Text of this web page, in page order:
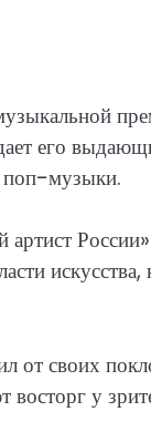
его
поп-музыки.
от своих
у